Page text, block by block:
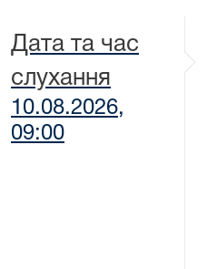
Дата та час
слухання
10.08.2026,
09:00